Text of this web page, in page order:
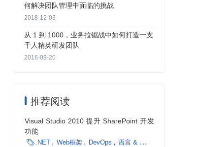
何解决团队管理中面临的挑战
2018-12-03
从 1 到 1000，业务拉锯战中如何打造一支
千人精英研发团队
2016-09-20
推荐阅读
Visual Studio 2010 提升 SharePoint 开发
功能
 .NET Web框架 DevOps 语言 & 开发